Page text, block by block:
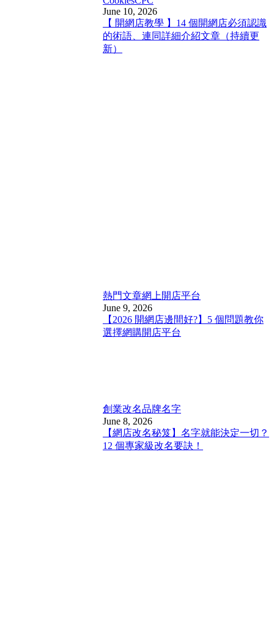
June 10, 2026
【 開網店教學 】14 個開網店必須認識
的術語、連同詳細介紹文章（持續更
新）
熱門文章網上開店平台
June 9, 2026
【2026 開網店邊間好?】5 個問題教你
選擇網購開店平台
創業改名品牌名字
June 8, 2026
【網店改名秘笈】名字就能決定一切？
12 個專家級改名要訣！